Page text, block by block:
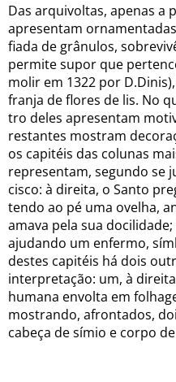
Das arquivoltas, apenas a
apresentam
fiada de grânulos,
permite supor que
molir em 1322 por
franja de flores de lis. No
tro deles apresentam
restantes mostram
os capitéis das colunas
representam, segundo se
cisco: à direita, o Santo
tendo ao pé uma ovelha,
amava pela sua
ajudando um enfermo,
destes capitéis há dois
interpretação: um, à
humana envolta em
mostrando, afrontados,
cabeça de símio e corpo